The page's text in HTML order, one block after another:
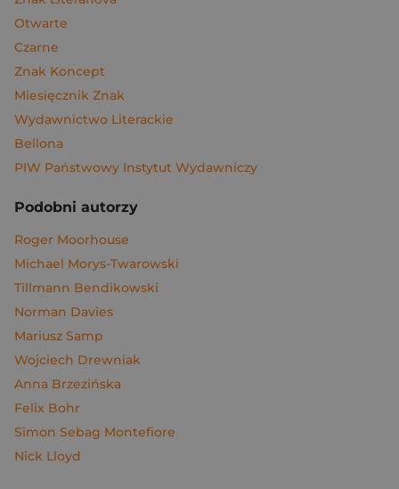
Otwarte
Czarne
Znak Koncept
Miesięcznik Znak
Wydawnictwo Literackie
Bellona
PIW Państwowy Instytut Wydawniczy
Podobni autorzy
Roger Moorhouse
Michael Morys-Twarowski
Tillmann Bendikowski
Norman Davies
Mariusz Samp
Wojciech Drewniak
Anna Brzezińska
Felix Bohr
Simon Sebag Montefiore
Nick Lloyd